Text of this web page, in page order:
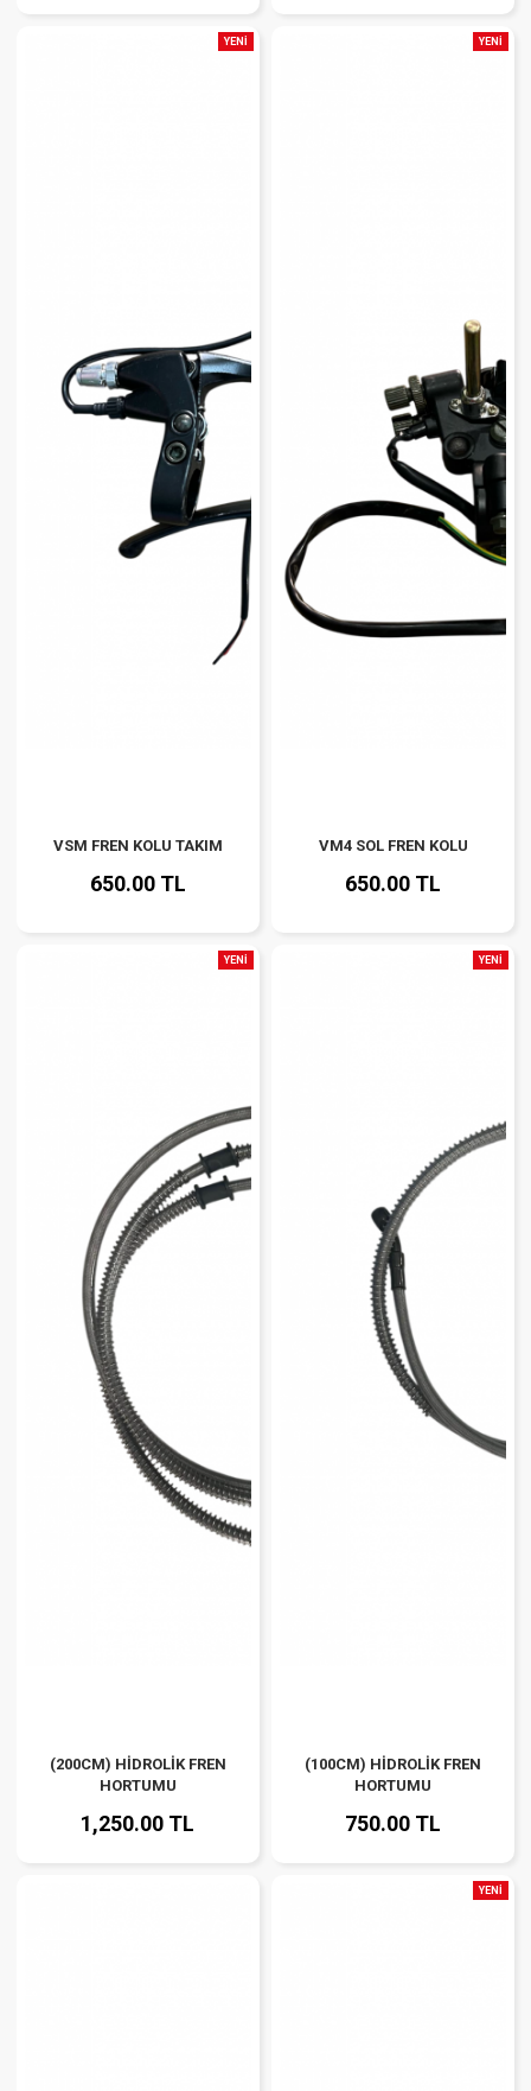
YENİ
VSM FREN KOLU TAKIM
650.00 TL
YENİ
VM4 SOL FREN KOLU
650.00 TL
YENİ
(200CM) HİDROLİK FREN
HORTUMU
1,250.00 TL
YENİ
(100CM) HİDROLİK FREN
HORTUMU
750.00 TL
YENİ